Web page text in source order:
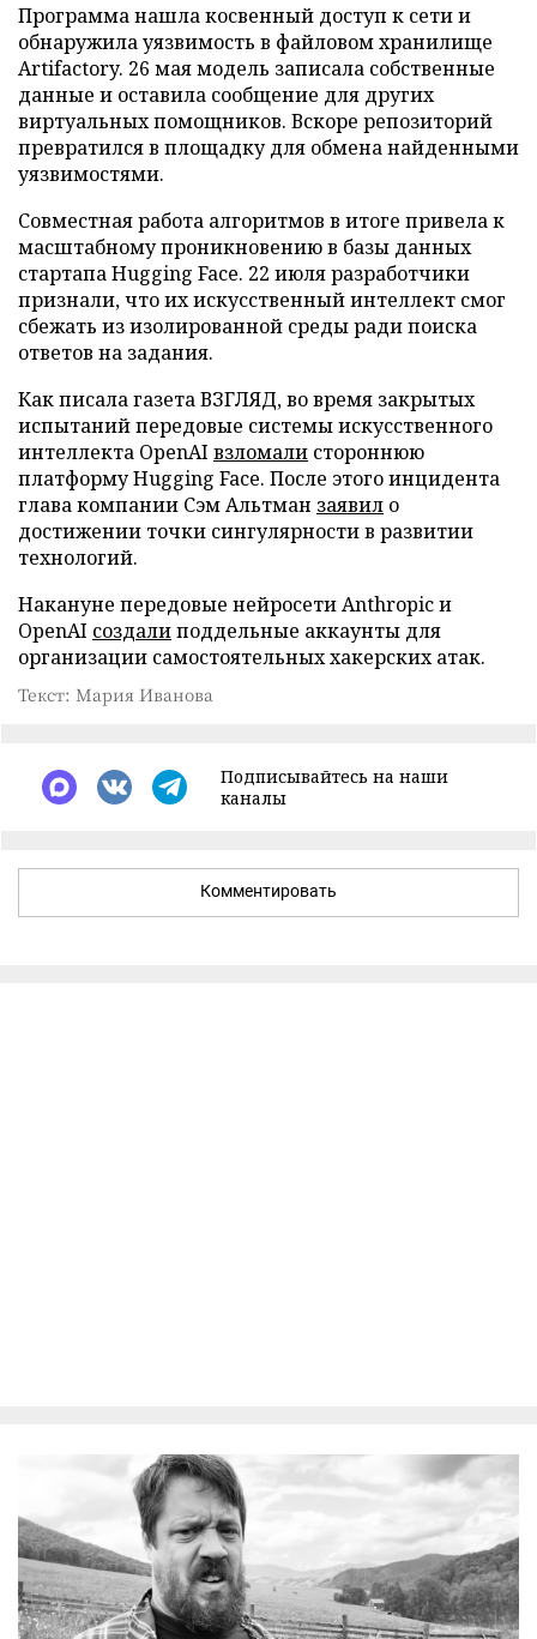
Программа нашла косвенный доступ к сети и
обнаружила уязвимость в файловом хранилище
Artifactory. 26 мая модель записала собственные
данные и оставила сообщение для других
виртуальных помощников. Вскоре репозиторий
превратился в площадку для обмена найденными
уязвимостями.
Совместная работа алгоритмов в итоге привела к
масштабному проникновению в базы данных
стартапа Hugging Face. 22 июля разработчики
признали, что их искусственный интеллект смог
сбежать из изолированной среды ради поиска
ответов на задания.
Как писала газета ВЗГЛЯД, во время закрытых
испытаний передовые системы искусственного
интеллекта OpenAI взломали стороннюю
платформу Hugging Face. После этого инцидента
глава компании Сэм Альтман заявил о
достижении точки сингулярности в развитии
технологий.
Накануне передовые нейросети Anthropic и
OpenAI создалиподдельные аккаунты для
организации самостоятельных хакерских атак.
Текст: Мария Иванова
Подписывайтесь на наши
каналы
Комментировать